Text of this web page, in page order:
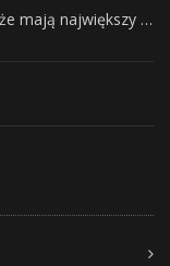
Własna firma chodzi Ci po głowie? Te branże mają największy potencjał rozwoju